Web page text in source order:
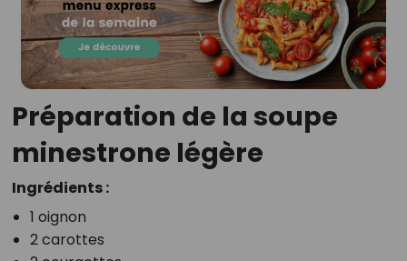
Préparation de la soupe
minestrone légère
Ingrédients :
1 oignon
2 carottes